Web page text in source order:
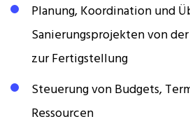
Planung, Koordination und
Sanierungsprojekten von
zur Fertigstellung
Steuerung von Budgets,
Ressourcen